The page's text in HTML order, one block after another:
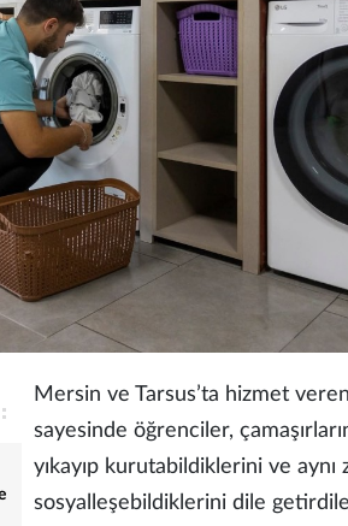
Mersin ve Tarsus’ta hizmet veren
sayesinde öğrenciler,
yıkayıp kurutabildiklerini ve aynı
sosyalleşebildiklerini dile